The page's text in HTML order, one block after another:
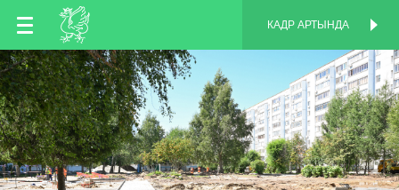
TT
EN
RU
КАДР АРТЫНДА
КАДР АРТЫНДА